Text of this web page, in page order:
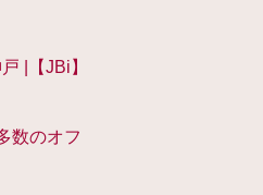
|【JBi】
数のオフ